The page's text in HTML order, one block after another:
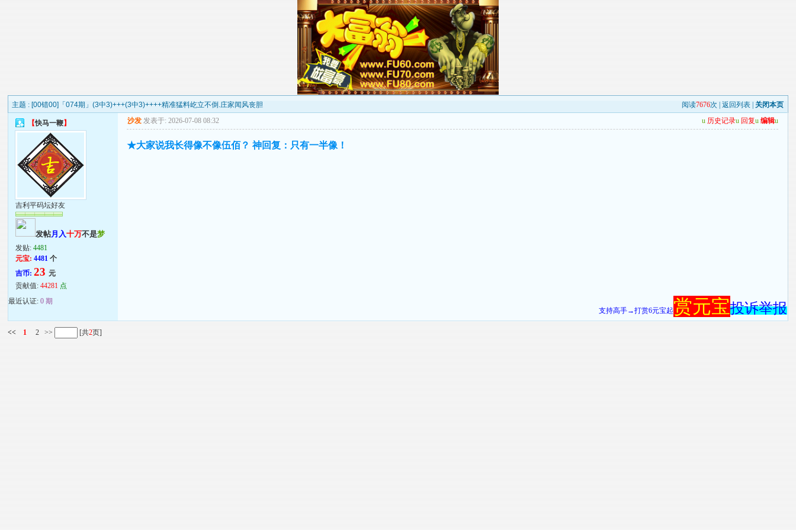
主题 : [00错00]「074期」(3中3)+++(3中3)++++精准猛料屹立不倒.庄家闻风丧胆 阅读7676次 |返回列表 关闭本页
【快马一鞭】
吉利平码坛好友
发帖月入十万不是梦
发贴:4481
元宝: 4481个
吉币:23元
贡献值:44281 点
最近认证:0 期
沙发 发表于: 2026-07-08 08:32 u 历史记录u 回复u 编辑u
★大家说我长得像不像伍佰？ 神回复：只有一半像！
支持高手→打赏6元宝起赏元宝投诉举报
<< 1 2 >> [共2页]